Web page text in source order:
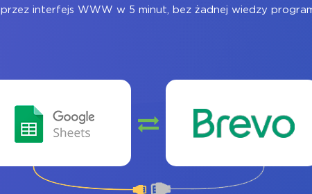
przez interfejs WWW w 5 minut, bez żadnej wiedzy